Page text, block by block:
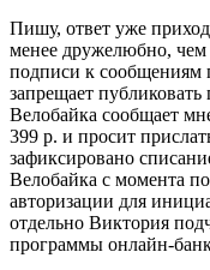
Пишу, ответ уже
менее дружелюбно, чем
подписи к сообщениям
запрещает
Велобайка сообщает
399 р. и просит
зафиксировано
Велобайка с момента
авторизации для
отдельно Виктория
программы онлайн-